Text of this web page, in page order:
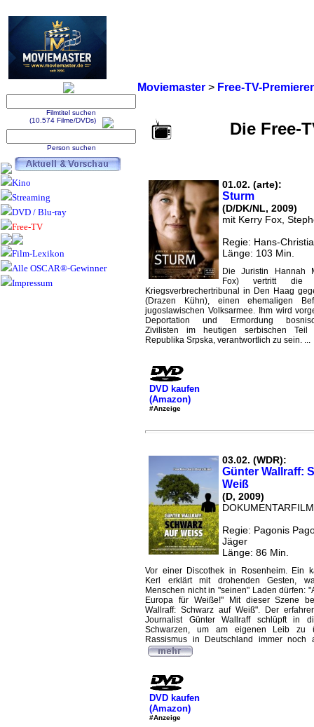
Moviemaster > Free-TV-
Die Free-
01.02. (arte):
Sturm
(D/DK/NL, 2009)
mit Kerry Fox,
Regie: Hans-
Länge: 103 Min.
Die Juristin Hannah
Fox) vertritt die
Kriegsverbrechertribunal in Den Haag
(Drazen Kühn), einen ehemaligen
jugoslawischen Volksarmee. Ihm wird
Deportation und Ermordung
Zivilisten im heutigen serbischen Teil
Republika Srpska, verantwortlich zu sein. ...
DVD kaufen
(Amazon)
#Anzeige
03.02. (WDR):
Günter Wallraff:
Weiß
(D, 2009)
DOKUMENTARFILM
Regie: Pagonis
Jäger
Länge: 86 Min.
Vor einer Discothek in Rosenheim. Ein
Kerl erklärt mit drohenden Gesten,
Menschen nicht in "seinen" Laden dürfen:
Europa für Weiße!" Mit dieser Szene
Wallraff: Schwarz auf Weiß". Der
Journalist Günter Wallraff schlüpft in
Schwarzen, um am eigenen Leib zu
Rassismus in Deutschland immer noch
DVD kaufen
(Amazon)
#Anzeige
Filmtitel suchen
(10.574 Filme/DVDs)
Person suchen
Kino
Streaming
DVD / Blu-ray
Free-TV
Film-Lexikon
Alle OSCAR®-Gewinner
Impressum